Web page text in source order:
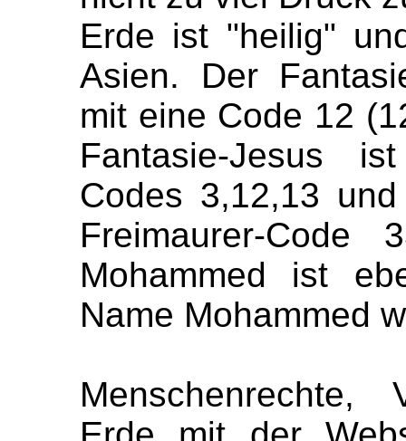
Erde ist "heilig"
Asien. Der
mit eine Code 12
Fantasie-Jesus
Codes 3,12,13
Freimaurer-
Mohammed ist
Name Mohammed
Menschenrechte,